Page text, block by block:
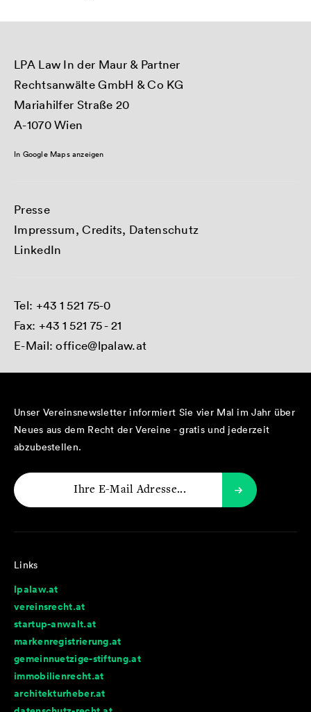
LPA Law In der Maur & Partner
Rechtsanwälte GmbH & Co KG
Mariahilfer Straße 20
A-1070 Wien
In Google Maps anzeigen
Presse
Impressum, Credits, Datenschutz
LinkedIn
Tel: +43 1 521 75-0
Fax: +43 1 521 75 - 21
E-Mail:office@lpalaw.at
Unser Vereinsnewsletter informiert Sie vier Mal im Jahr über
Neues aus dem Recht der Vereine - gratis und jederzeit
abzubestellen.
Links
lpalaw.at
vereinsrecht.at
startup-anwalt.at
markenregistrierung.at
gemeinnuetzige-stiftung.at
immobilienrecht.at
architekturheber.at